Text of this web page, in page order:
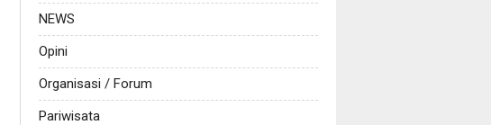
NEWS
Opini
Organisasi / Forum
Pariwisata